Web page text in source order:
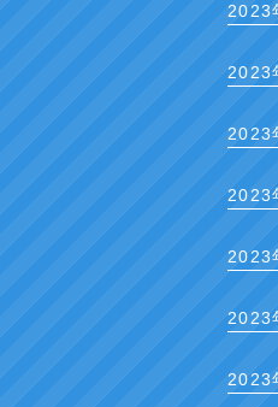
2023
2023
2023
2023
2023
2023
2023